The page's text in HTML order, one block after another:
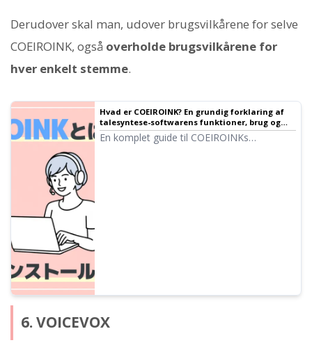
Derudover skal man, udover brugsvilkårene for selve
COEIROINK, også overholde brugsvilkårene for
hver enkelt stemme.
Hvad er COEIROINK? En grundig forklaring af
talesyntese-softwarens funktioner, brug og
kommerciel udnyttelse
En komplet guide til COEIROINKs
6. VOICEVOX